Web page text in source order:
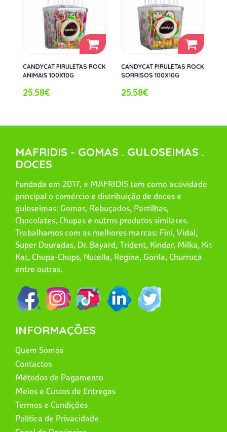
CANDYCAT PIRULETAS ROCK
ANIMAIS 100X10G
25.58€
CANDYCAT PIRULETAS ROCK
SORRISOS 100X10G
25.58€
MAFRIDIS - GOMAS . GULOSEIMAS .
DOCES
Fundada em 2017, a MAFRIDIS tem como actividade
principal o comércio e distribuição de doces e
guloseimas: Gomas, Rebuçados, Pastilhas,
Chocolates, Chupas e outros produtos similares.
Trabalhamos com as melhores marcas: Fini, Vidal,
Super Douradas, Dr. Bayard, Trident, Kinder, Milka, Kit
Kat, Chupa-Chups, Nutella, Regina, Gorila, Churruca
entre outras.
INFORMAÇÕES
Quem Somos
Contactos
Métodos de Pagamento
Meios e Custos de Entregas
Termos e Condições
Política de Privacidade